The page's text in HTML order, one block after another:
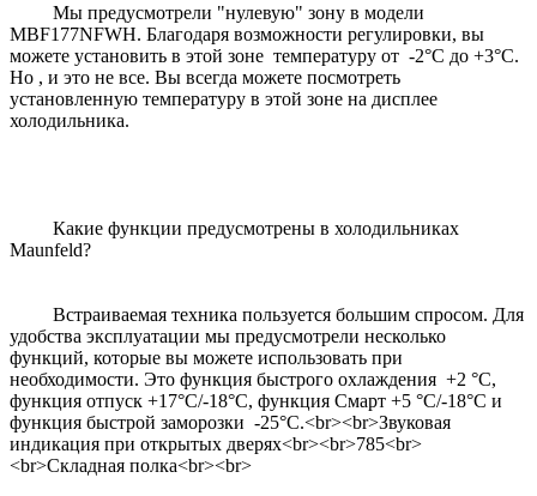
Мы предусмотрели "нулевую" зону в модели
MBF177NFWН. Благодаря возможности регулировки, вы
можете установить в этой зоне температуру от -2°С до +3°С.
Но , и это не все. Вы всегда можете посмотреть
установленную температуру в этой зоне на дисплее
холодильника.
Какие функции предусмотрены в холодильниках
Maunfeld?
Встраиваемая техника пользуется большим спросом. Для
удобства эксплуатации мы предусмотрели несколько
функций, которые вы можете использовать при
необходимости. Это функция быстрого охлаждения +2 °С,
функция отпуск +17°С/-18°С, функция Смарт +5 °С/-18°С и
функция быстрой заморозки -25°С.<br><br>Звуковая
индикация при открытых дверях<br><br>785<br>
<br>Складная полка<br><br>